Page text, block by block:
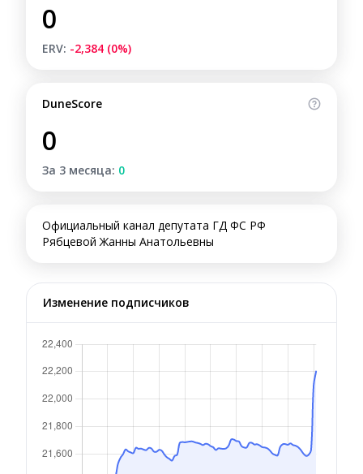
0
ERV: -2,384 (0%)
DuneScore
0
За 3 месяца: 0
Официальный канал депутата ГД ФС РФ
Рябцевой Жанны Анатольевны
Изменение подписчиков